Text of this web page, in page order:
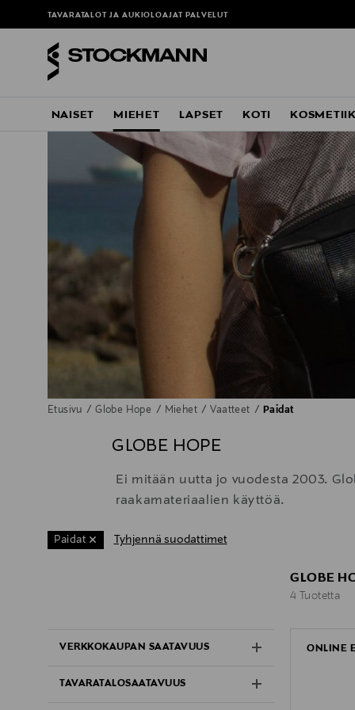
TAVARATALOT JA AUKIOLOAJAT PALVELUT
NAISET MIEHET LAPSET KOTI
Etusivu Globe Hope Miehet Vaatteet Paidat
GLOBE HOPE
Ei mitään uutta jo vuodesta 2003.
raakamateriaalien käyttöä.
Paidat Tyhjennä suodattimet
VERKKOKAUPAN SAATAVUUS
TAVARATALOSAATAVUUS
GLOBE
4 Tuotetta
ONLINE